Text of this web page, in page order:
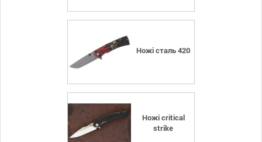
Ножі сталь 420
Ножі critical
strike